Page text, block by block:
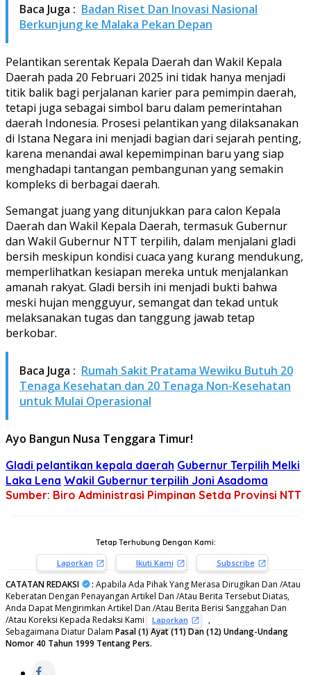
Baca Juga : Badan Riset Dan Inovasi Nasional
Berkunjung ke Malaka Pekan Depan
Pelantikan serentak Kepala Daerah dan Wakil Kepala
Daerah pada 20 Februari 2025 ini tidak hanya menjadi
titik balik bagi perjalanan karier para pemimpin daerah,
tetapi juga sebagai simbol baru dalam pemerintahan
daerah Indonesia. Prosesi pelantikan yang dilaksanakan
di Istana Negara ini menjadi bagian dari sejarah penting,
karena menandai awal kepemimpinan baru yang siap
menghadapi tantangan pembangunan yang semakin
kompleks di berbagai daerah.
Semangat juang yang ditunjukkan para calon Kepala
Daerah dan Wakil Kepala Daerah, termasuk Gubernur
dan Wakil Gubernur NTT terpilih, dalam menjalani gladi
bersih meskipun kondisi cuaca yang kurang mendukung,
memperlihatkan kesiapan mereka untuk menjalankan
amanah rakyat. Gladi bersih ini menjadi bukti bahwa
meski hujan mengguyur, semangat dan tekad untuk
melaksanakan tugas dan tanggung jawab tetap
berkobar.
Baca Juga : Rumah Sakit Pratama Wewiku Butuh 20
Tenaga Kesehatan dan 20 Tenaga Non-Kesehatan
untuk Mulai Operasional
Ayo Bangun Nusa Tenggara Timur!
Gladi pelantikan kepala daerah Gubernur Terpilih Melki
Laka Lena Wakil Gubernur terpilih Joni Asadoma
Sumber: Biro Administrasi Pimpinan Setda Provinsi NTT
Tetap Terhubung Dengan Kami:
Laporkan Ikuti Kami Subscribe
CATATAN REDAKSI : Apabila Ada Pihak Yang Merasa Dirugikan Dan /Atau
Keberatan Dengan Penayangan Artikel Dan /Atau Berita Tersebut Diatas,
Anda Dapat Mengirimkan Artikel Dan /Atau Berita Berisi Sanggahan Dan
/Atau Koreksi Kepada Redaksi Kami
Laporkan
,
Sebagaimana Diatur Dalam Pasal (1) Ayat (11) Dan (12) Undang-Undang
Nomor 40 Tahun 1999 Tentang Pers.